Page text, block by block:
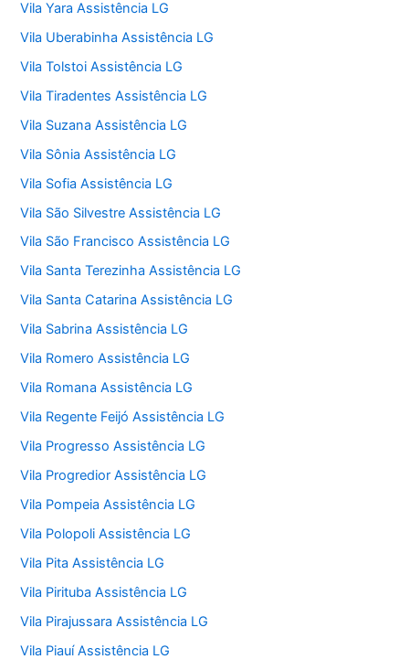
Vila Yara Assistência LG
Vila Uberabinha Assistência LG
Vila Tolstoi Assistência LG
Vila Tiradentes Assistência LG
Vila Suzana Assistência LG
Vila Sônia Assistência LG
Vila Sofia Assistência LG
Vila São Silvestre Assistência LG
Vila São Francisco Assistência LG
Vila Santa Terezinha Assistência LG
Vila Santa Catarina Assistência LG
Vila Sabrina Assistência LG
Vila Romero Assistência LG
Vila Romana Assistência LG
Vila Regente Feijó Assistência LG
Vila Progresso Assistência LG
Vila Progredior Assistência LG
Vila Pompeia Assistência LG
Vila Polopoli Assistência LG
Vila Pita Assistência LG
Vila Pirituba Assistência LG
Vila Pirajussara Assistência LG
Vila Piauí Assistência LG